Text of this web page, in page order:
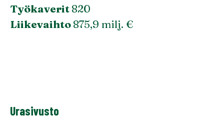
Työkaverit820
Liikevaihto875,9 milj. €
Urasivusto